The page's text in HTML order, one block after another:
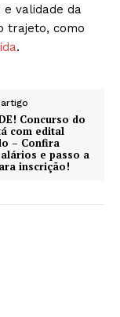
validade da
trajeto, como
.
Concurso do
com edital
– Confira
e passo a
inscrição!